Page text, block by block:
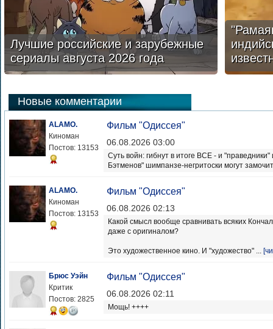
Лучшие российские и зарубежные
сериалы августа 2026 года
Новые комментарии
ALAMO.
Киноман
Постов: 13153
Фильм "Одиссея"
06.08.2026 03:00
Суть войн: гибнут в итоге ВСЕ - и
Бэтменов" шимпанзе-негритоски могут
ALAMO.
Киноман
Постов: 13153
Фильм "Одиссея"
06.08.2026 02:13
Какой смысл вообще сравнивать всяких
даже с оригиналом?
Это художественное кино. И "художество" ...
Брюс Уэйн
Критик
Постов: 2825
Фильм "Одиссея"
06.08.2026 02:11
Мощь! ++++